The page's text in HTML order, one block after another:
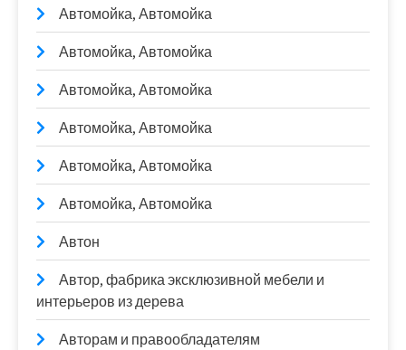
Автомойка, Автомойка
Автомойка, Автомойка
Автомойка, Автомойка
Автомойка, Автомойка
Автомойка, Автомойка
Автомойка, Автомойка
Автон
Автор, фабрика эксклюзивной мебели и
интерьеров из дерева
Авторам и правообладателям